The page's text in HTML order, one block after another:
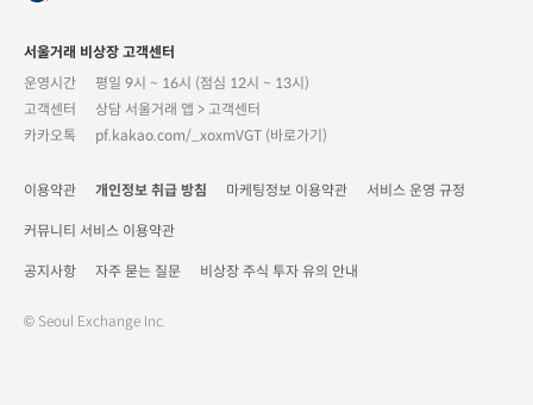
서울거래 비상장 고객센터
운영시간
평일 9시 ~ 16시 (점심 12시 ~ 13시)
고객센터
상담 서울거래 앱 > 고객센터
카카오톡
pf.kakao.com/_xoxmVGT (바로가기)
이용약관 개인정보 취급 방침 마케팅정보 이용약관 서비스 운영 규정
커뮤니티 서비스 이용약관
공지사항 자주 묻는 질문 비상장 주식 투자 유의 안내
© Seoul Exchange Inc.